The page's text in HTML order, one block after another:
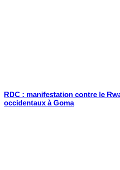
RDC : manifestation contre le
occidentaux à Goma